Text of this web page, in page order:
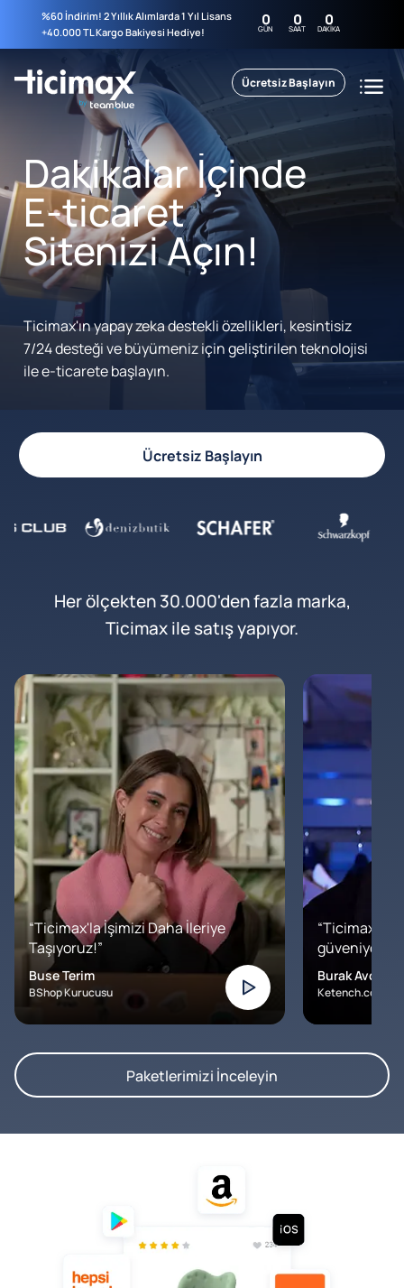
%60 İndirim! 2 Yıllık Alımlarda 1 Yıl Lisans
+40.000 TL Kargo Bakiyesi Hediye!
0
GÜN 0
SAAT 0
DAKIKA
Ücretsiz Başlayın
Dakikalar İçinde
E-ticaret
Sitenizi Açın!
Ticimax'ın yapay zeka destekli özellikleri, kesintisiz
7/24 desteği ve büyümeniz için geliştirilen teknolojisi
ile e-ticarete başlayın.
Ücretsiz Başlayın
Her ölçekten 30.000'den fazla marka,
Ticimax ile satış yapıyor.
“Ticimax'la İşimizi Daha İleriye
Taşıyoruz!”
Buse Terim
BShop Kurucusu
“Ticimax'a
Burak Avcılar
Ketench.com –
Paketlerimizi İnceleyin